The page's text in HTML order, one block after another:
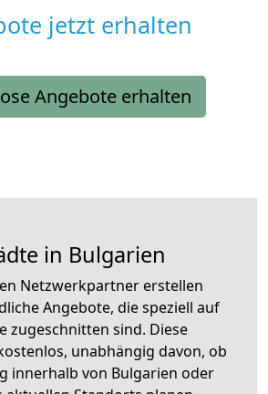
jetzt erhalten
Angebote erhalten
in Bulgarien
Netzwerkpartner erstellen
Angebote, die speziell auf
zugeschnitten sind. Diese
unabhängig davon, ob
innerhalb von Bulgarien oder